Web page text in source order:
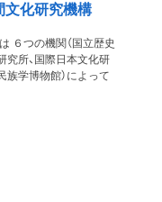
文化研究機構
６つの機関（国立歴史
究所、国際日本文化研
族学博物館）によって